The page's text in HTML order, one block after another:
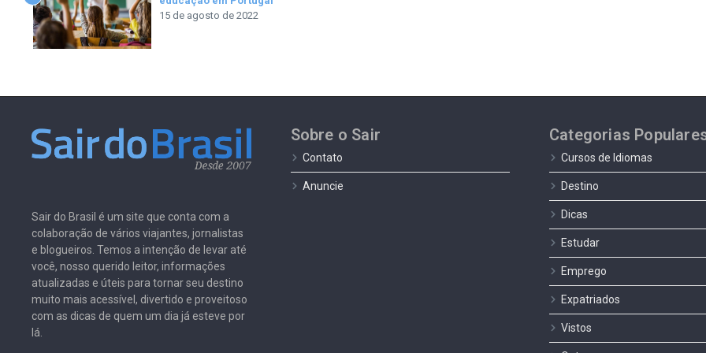
15 de agosto de 2022
Sair do Brasil é um site que conta com a
colaboração de vários viajantes, jornalistas
e blogueiros. Temos a intenção de levar até
você, nosso querido leitor, informações
atualizadas e úteis para tornar seu destino
muito mais acessível, divertido e proveitoso
com as dicas de quem um dia já esteve por
lá.
Sobre o Sair
Contato
Anuncie
Categorias
Cursos de Idiomas
Destino
Dicas
Estudar
Emprego
Expatriados
Vistos